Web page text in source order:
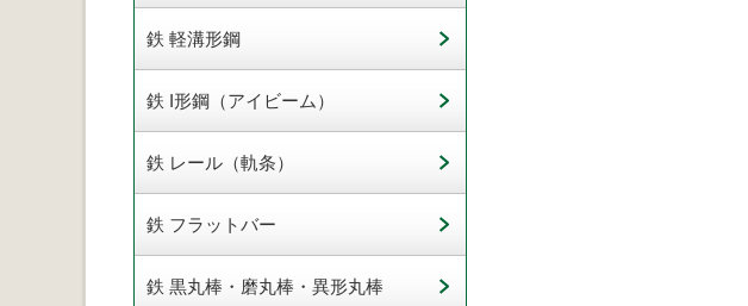
鉄 軽溝形鋼
鉄 I形鋼（アイビーム）
鉄 レール（軌条）
鉄 フラットバー
鉄 黒丸棒・磨丸棒・異形丸棒